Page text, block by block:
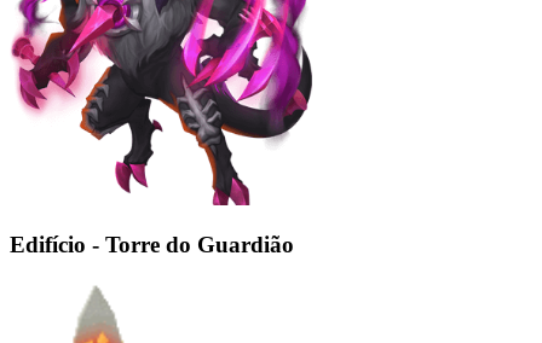
Edifício - Torre do Guardião